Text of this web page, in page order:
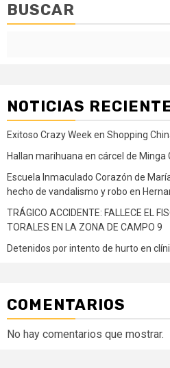
BUSCAR
NOTICIAS
Exitoso Crazy Week en Shopping
Hallan marihuana en cárcel de Minga
Escuela Inmaculado Corazón de
hecho de vandalismo y robo en
TRÁGICO ACCIDENTE: FALLECE EL
TORALES EN LA ZONA DE CAMPO 9
Detenidos por intento de hurto en
COMENTARIOS
No hay comentarios que mostrar.